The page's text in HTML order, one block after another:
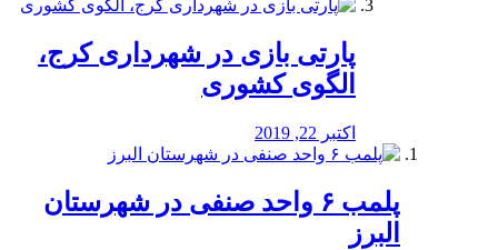
پارتی بازی در شهرداری کرج،
الگوی کشوری
اکتبر 22, 2019
پلمب ۶ واحد صنفی در شهرستان
البرز